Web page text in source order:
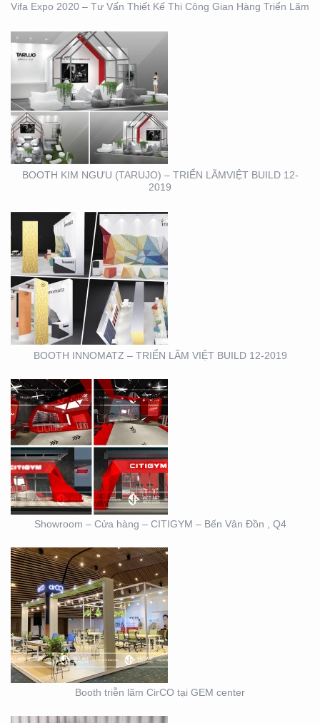
Vifa Expo 2020 – Tư Vấn Thiết Kế Thi Công Gian Hàng Triển Lãm
BOOTH KIM NGƯU (TARUJO) – TRIỂN LÃMVIỆT BUILD 12-
2019
BOOTH INNOMATZ –
TRIỂN LÃM VIỆT BUILD
12-2019
BOOTH INNOMATZ – TRIỂN LÃM VIỆT BUILD 12-2019
SHOWROOM – CỬA
HÀNG – CITIGYM – BẾN
VÂN ĐỒN , Q4
Showroom – Cửa hàng – CITIGYM – Bến Vân Đồn , Q4
BOOTH TRIỄN LÃM
CIRCO TẠI GEM
CENTER
Booth triễn lãm CirCO tại GEM center
BOOTH TRIỄN LÃM
DOVE